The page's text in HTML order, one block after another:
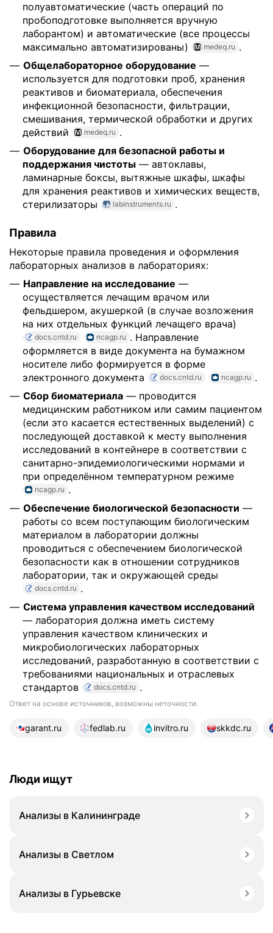
полуавтоматические (часть операций по
пробоподготовке выполняется вручную
лаборантом) и автоматические (все процессы
максимально автоматизированы)
medeq.ru .
Общелабораторное оборудование —
используется для подготовки проб, хранения
реактивов и биоматериала, обеспечения
инфекционной безопасности, фильтрации,
смешивания, термической обработки и других
действий
medeq.ru .
Оборудование для безопасной работы и
поддержания чистоты — автоклавы,
ламинарные боксы, вытяжные шкафы, шкафы
для хранения реактивов и химических веществ,
стерилизаторы
labinstruments.ru .
Правила
Некоторые правила проведения и оформления
лабораторных анализов в лабораториях:
Направление на исследование —
осуществляется лечащим врачом или
фельдшером, акушеркой (в случае возложения
на них отдельных функций лечащего врача)
docs.cntd.ru ncagp.ru . Направление
оформляется в виде документа на бумажном
носителе либо формируется в форме
электронного документа
docs.cntd.ru ncagp.ru .
Сбор биоматериала — проводится
медицинским работником или самим пациентом
(если это касается естественных выделений) с
последующей доставкой к месту выполнения
исследований в контейнере в соответствии с
санитарно-эпидемиологическими нормами и
при определённом температурном режиме
ncagp.ru .
Обеспечение биологической безопасности —
работы со всем поступающим биологическим
материалом в лаборатории должны
проводиться с обеспечением биологической
безопасности как в отношении сотрудников
лаборатории, так и окружающей среды
docs.cntd.ru .
Система управления качеством исследований
— лаборатория должна иметь систему
управления качеством клинических и
микробиологических лабораторных
исследований, разработанную в соответствии с
требованиями национальных и отраслевых
стандартов
docs.cntd.ru .
Ответ на основе источников, возможны неточности.
23 источника
garant.ru fedlab.ru invitro.ru skkdc.ru
Люди ищут
Анализы в Калининграде
Анализы в Светлом
Анализы в Гурьевске